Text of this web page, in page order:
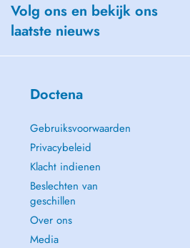
Volg ons en bekijk ons
laatste nieuws
Doctena
Gebruiksvoorwaarden
Privacybeleid
Klacht indienen
Beslechten van
geschillen
Over ons
Media